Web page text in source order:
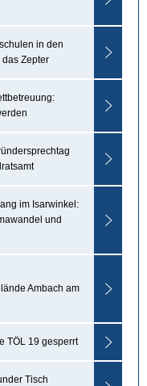
in den
Zepter
im Isarwinkel:
und
Ambach am
TÖL 19 gesperrt
Tisch